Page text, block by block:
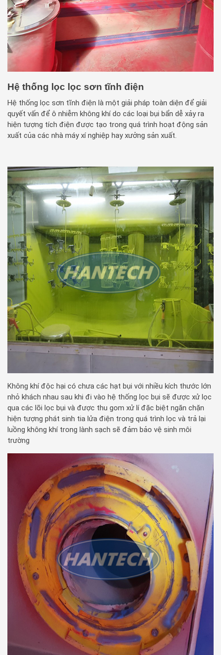
Hệ thống lọc lọc sơn tĩnh điện
Hệ thống lọc sơn tĩnh điện là một giải pháp toàn diện để giải
quyết vấn để ô nhiễm không khí do các loại bụi bẩn dễ xảy ra
hiện tượng tích điện được tạo trong quá trình hoạt động sản
xuất của các nhà máy xí nghiệp hay xưởng sản xuất.
Không khí độc hại có chưa các hạt bụi với nhiều kích thước lớn
nhỏ khách nhau sau khi đi vào hệ thống lọc bụi sẽ được xử lọc
qua các lõi lọc bụi và được thu gom xử lí đặc biệt ngăn chặn
hiện tượng phát sinh tia lửa điện trong quá trình lọc và trả lại
luồng không khí trong lành sạch sẽ đảm bảo vệ sinh môi
trường